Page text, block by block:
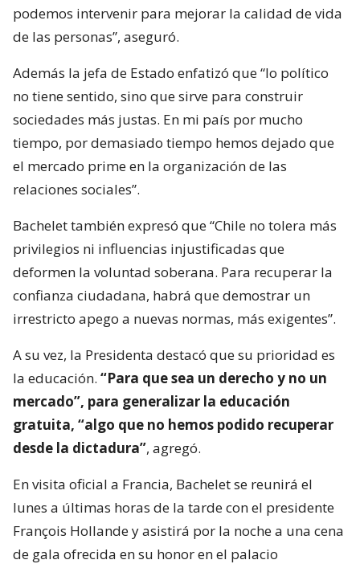
podemos intervenir para mejorar la calidad de vida
de las personas”, aseguró.
Además la jefa de Estado enfatizó que “lo político
no tiene sentido, sino que sirve para construir
sociedades más justas. En mi país por mucho
tiempo, por demasiado tiempo hemos dejado que
el mercado prime en la organización de las
relaciones sociales”.
Bachelet también expresó que “Chile no tolera más
privilegios ni influencias injustificadas que
deformen la voluntad soberana. Para recuperar la
confianza ciudadana, habrá que demostrar un
irrestricto apego a nuevas normas, más exigentes”.
A su vez, la Presidenta destacó que su prioridad es
la educación. “Para que sea un derecho y no un
mercado”, para generalizar la educación
gratuita, “algo que no hemos podido recuperar
desde la dictadura”, agregó.
En visita oficial a Francia, Bachelet se reunirá el
lunes a últimas horas de la tarde con el presidente
François Hollande y asistirá por la noche a una cena
de gala ofrecida en su honor en el palacio